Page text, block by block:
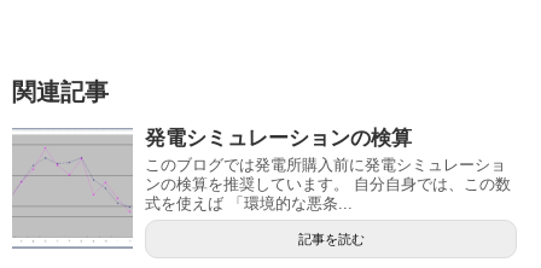
関連記事
発電シミュレーションの検算
このブログでは発電所購入前に発電シミュレーショ
ンの検算を推奨しています。 自分自身では、この数
式を使えば 「環境的な悪条...
記事を読む